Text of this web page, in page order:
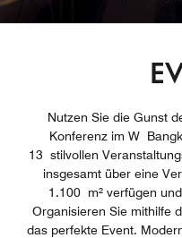
Nutzen Sie die Gunst
Konferenz im W
13 stilvollen
insgesamt über eine
1.100 m² verfügen
Organisieren Sie mithilfe
das perfekte Event.